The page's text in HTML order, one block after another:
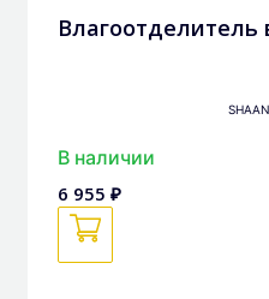
Влагоотделитель
В наличии
6 955 ₽